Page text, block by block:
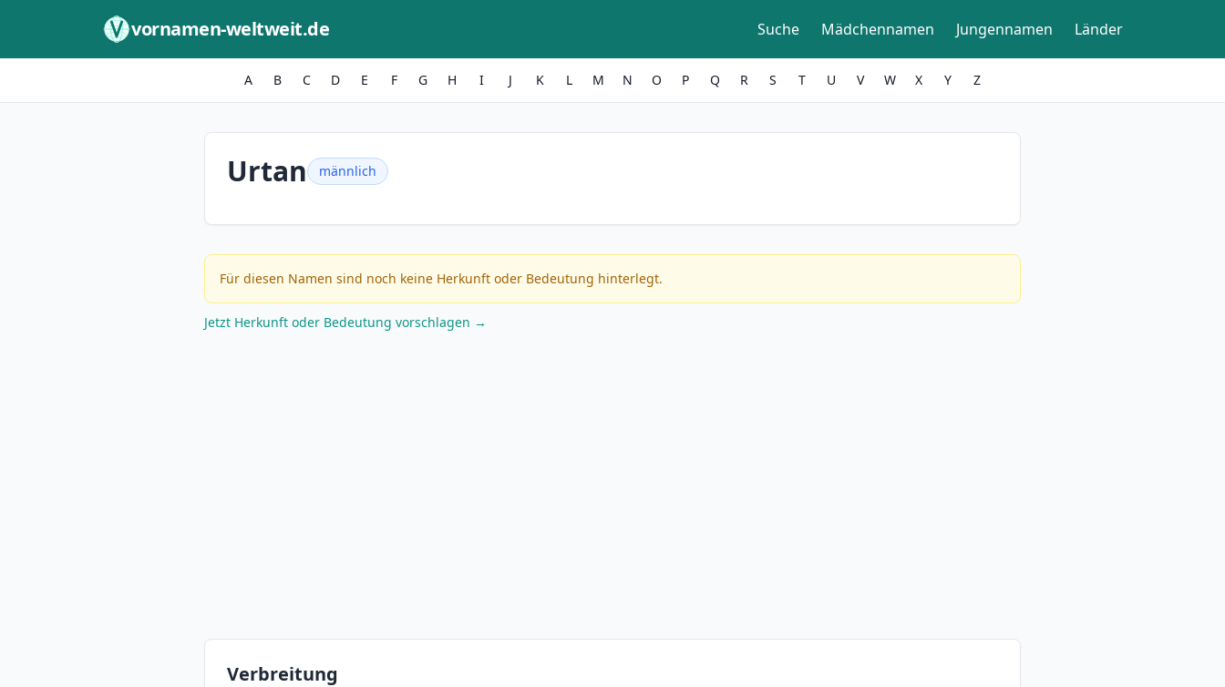
vornamen-weltweit.de Suche Mädchennamen Jungennamen Länder
A B C D E F G H I J K L M N O P Q R S T U V W X Y Z
Urtan männlich
Für diesen Namen sind noch keine Herkunft oder Bedeutung hinterlegt.
Jetzt Herkunft oder Bedeutung vorschlagen →
Verbreitung